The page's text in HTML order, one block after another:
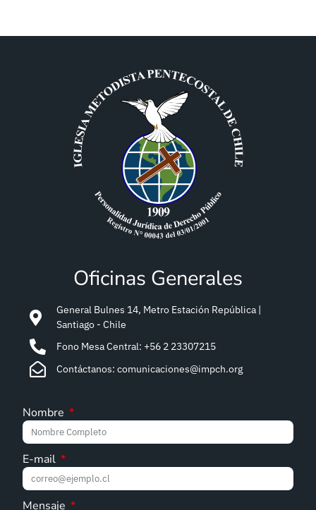
Oficinas Generales
General Bulnes 14, Metro Estación República |
Santiago - Chile
Fono Mesa Central: +56 2 23307215
Contáctanos: comunicaciones@impch.org
Nombre
E-mail
Mensaje